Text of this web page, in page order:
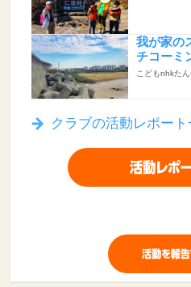
我が家の
チコーミ
こどもnhkた
クラブの活動レポート